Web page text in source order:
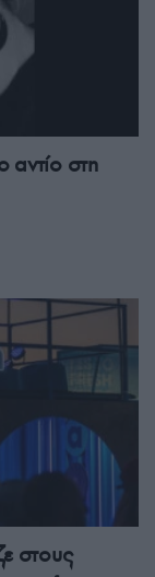
στη
στους